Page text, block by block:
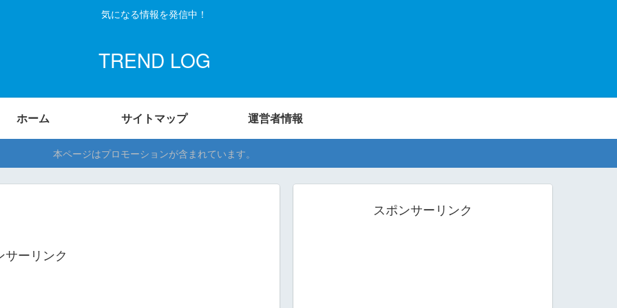
気になる情報を発信中！
TREND LOG
ホーム サイトマップ 運営者情報
本ページはプロモーションが含まれています。
サーリンク
スポンサーリンク